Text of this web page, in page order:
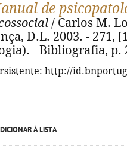
de
/ Carlos M.
D.L. 2003. - 271,
- Bibliografia, p.
http://
À LISTA